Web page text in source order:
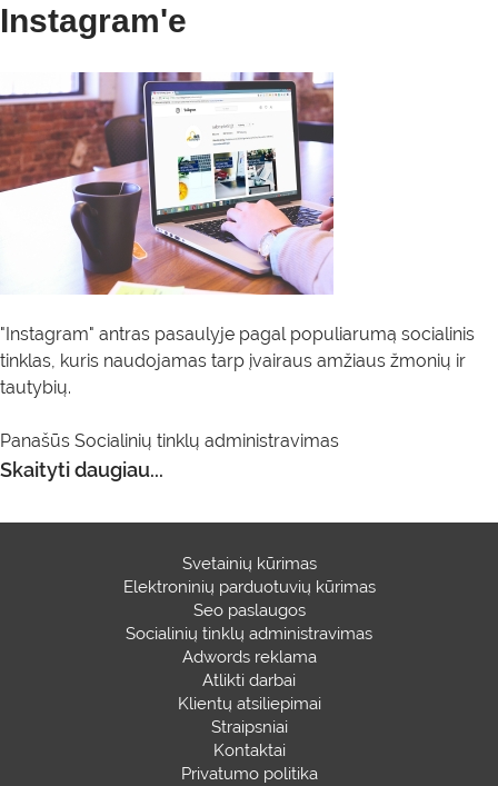
Instagram'e
"Instagram" antras pasaulyje pagal populiarumą socialinis
tinklas, kuris naudojamas tarp įvairaus amžiaus žmonių ir
tautybių.
Panašūs Socialinių tinklų administravimas
Skaityti daugiau...
Svetainių kūrimas
Elektroninių parduotuvių kūrimas
Seo paslaugos
Socialinių tinklų administravimas
Adwords reklama
Atlikti darbai
Klientų atsiliepimai
Straipsniai
Kontaktai
Privatumo politika